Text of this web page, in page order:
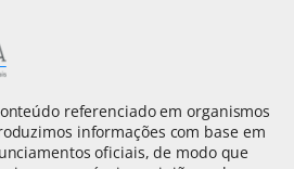
referenciado em organismos
informações com base em
oficiais, de modo que